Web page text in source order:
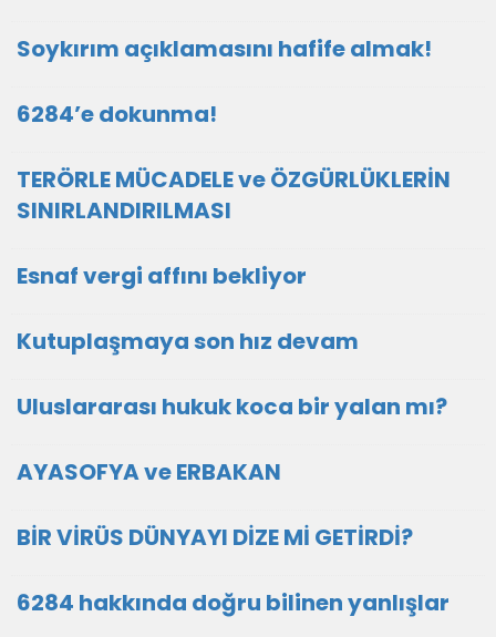
Soykırım açıklamasını hafife almak!
6284’e dokunma!
TERÖRLE MÜCADELE ve ÖZGÜRLÜKLERİN
SINIRLANDIRILMASI
Esnaf vergi affını bekliyor
Kutuplaşmaya son hız devam
Uluslararası hukuk koca bir yalan mı?
AYASOFYA ve ERBAKAN
BİR VİRÜS DÜNYAYI DİZE Mİ GETİRDİ?
6284 hakkında doğru bilinen yanlışlar